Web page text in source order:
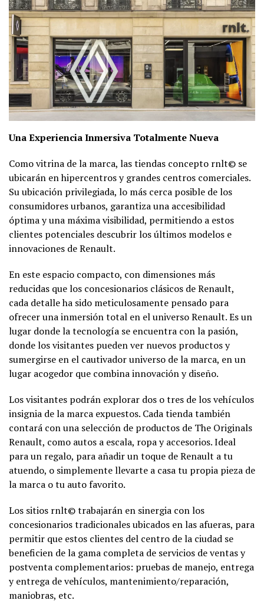
Una Experiencia Inmersiva Totalmente Nueva
Como vitrina de la marca, las tiendas concepto rnlt© se
ubicarán en hipercentros y grandes centros comerciales.
Su ubicación privilegiada, lo más cerca posible de los
consumidores urbanos, garantiza una accesibilidad
óptima y una máxima visibilidad, permitiendo a estos
clientes potenciales descubrir los últimos modelos e
innovaciones de Renault.
En este espacio compacto, con dimensiones más
reducidas que los concesionarios clásicos de Renault,
cada detalle ha sido meticulosamente pensado para
ofrecer una inmersión total en el universo Renault. Es un
lugar donde la tecnología se encuentra con la pasión,
donde los visitantes pueden ver nuevos productos y
sumergirse en el cautivador universo de la marca, en un
lugar acogedor que combina innovación y diseño.
Los visitantes podrán explorar dos o tres de los vehículos
insignia de la marca expuestos. Cada tienda también
contará con una selección de productos de The Originals
Renault, como autos a escala, ropa y accesorios. Ideal
para un regalo, para añadir un toque de Renault a tu
atuendo, o simplemente llevarte a casa tu propia pieza de
la marca o tu auto favorito.
Los sitios rnlt© trabajarán en sinergia con los
concesionarios tradicionales ubicados en las afueras, para
permitir que estos clientes del centro de la ciudad se
beneficien de la gama completa de servicios de ventas y
postventa complementarios: pruebas de manejo, entrega
y entrega de vehículos, mantenimiento/reparación,
maniobras, etc.